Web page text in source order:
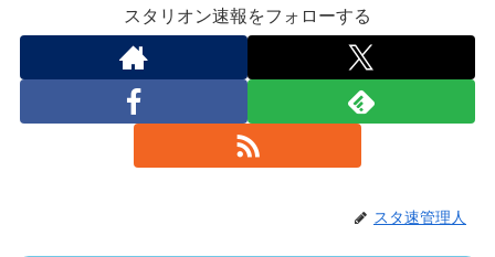
スタリオン速報をフォローする
スタ速管理人